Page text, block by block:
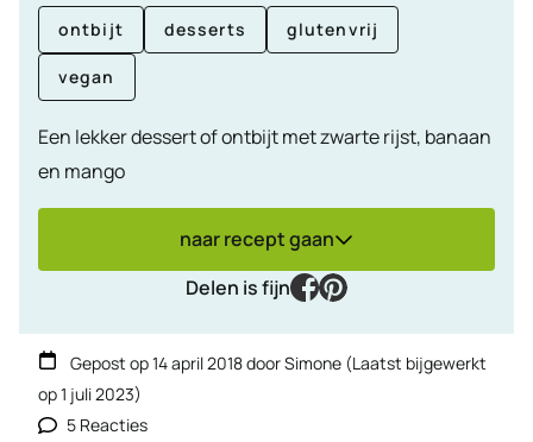
ontbijt desserts glutenvrij
vegan
Een lekker dessert of ontbijt met zwarte rijst, banaan
en mango
naar recept gaan
Delen is fijn
facebook
pinterest
Gepost op14 april 2018doorSimone (Laatst bijgewerkt
op1 juli 2023)
5 Reacties